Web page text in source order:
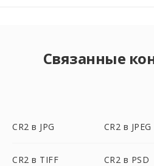
Связанные
CR2 в JPG CR2 в JPEG
CR2 в TIFF CR2 в PSD